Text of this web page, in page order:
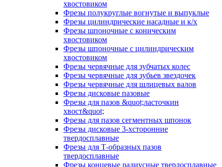
хвостовиком
Фрезы полукруглые вогнутые и выпуклые
Фрезы цилиндрические насадные и к/х
Фрезы шпоночные с коническим
хвостовиком
Фрезы шпоночные с цилиндрическим
хвостовиком
Фрезы червячные для зубчатых колес
Фрезы червячные для зубьев звездочек
Фрезы червячные для шлицевых валов
Фрезы дисковые пазовые
Фрезы для пазов &quot;ласточкин
хвост&quot;
Фрезы для пазов сегментных шпонок
Фрезы дисковые 3-хсторонние
твердосплавные
Фрезы для Т-образных пазов
твердосплавные
Фрезы концевые радиусные твердосплавные